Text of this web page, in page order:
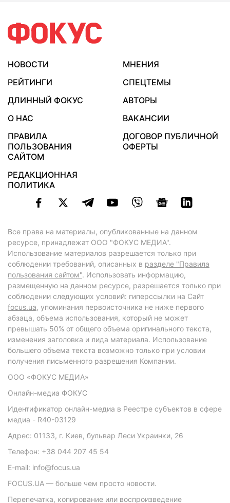
НОВОСТИ
МНЕНИЯ
РЕЙТИНГИ
СПЕЦТЕМЫ
ДЛИННЫЙ ФОКУС
АВТОРЫ
О НАС
ВАКАНСИИ
ПРАВИЛА
ПОЛЬЗОВАНИЯ
САЙТОМ
ДОГОВОР ПУБЛИЧНОЙ
ОФЕРТЫ
РЕДАКЦИОННАЯ
ПОЛИТИКА
Все права на материалы, опубликованные на данном
ресурсе, принадлежат ООО "ФОКУС МЕДИА".
Использование материалов разрешается только при
соблюдении требований, описанных в разделе "Правила
пользования сайтом". Использовать информацию,
размещенную на данном ресурсе, разрешается только при
соблюдении следующих условий: гиперссылки на Сайт
focus.ua, упоминания первоисточника не ниже первого
абзаца, объема использования, который не может
превышать 50% от общего объема оригинального текста,
изменения заголовка и лида материала. Использование
большего объема текста возможно только при условии
получения письменного разрешения Компании.
ООО «ФОКУС МЕДИА»
Онлайн-медиа ФОКУС
Идентификатор онлайн-медиа в Реестре субъектов в сфере
медиа - R40-03129
Адрес: 01133, г. Киев, бульвар Леси Украинки, 26
Телефон: +38 044 207 45 54
E-mail: info@focus.ua
FOCUS.UA — больше чем просто новости.
Перепечатка, копирование или воспроизведение